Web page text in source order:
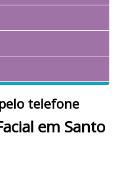
telefone
em Santo